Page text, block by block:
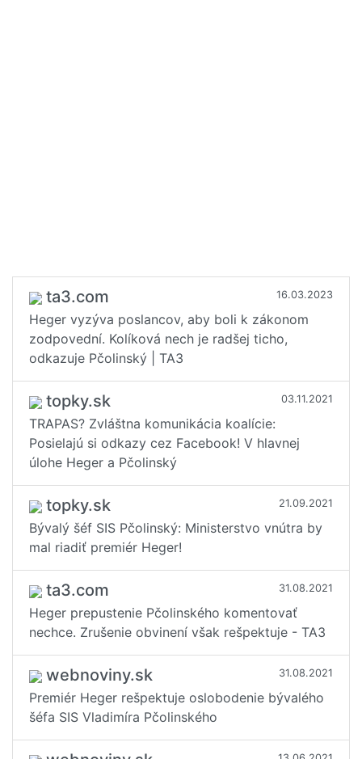
ta3.com 16.03.2023
Heger vyzýva poslancov, aby boli k zákonom
zodpovední. Kolíková nech je radšej ticho,
odkazuje Pčolinský | TA3
topky.sk 03.11.2021
TRAPAS? Zvláštna komunikácia koalície:
Posielajú si odkazy cez Facebook! V hlavnej
úlohe Heger a Pčolinský
topky.sk 21.09.2021
Bývalý šéf SIS Pčolinský: Ministerstvo vnútra by
mal riadiť premiér Heger!
ta3.com 31.08.2021
Heger prepustenie Pčolinského komentovať
nechce. Zrušenie obvinení však rešpektuje - TA3
webnoviny.sk 31.08.2021
Premiér Heger rešpektuje oslobodenie bývalého
šéfa SIS Vladimíra Pčolinského